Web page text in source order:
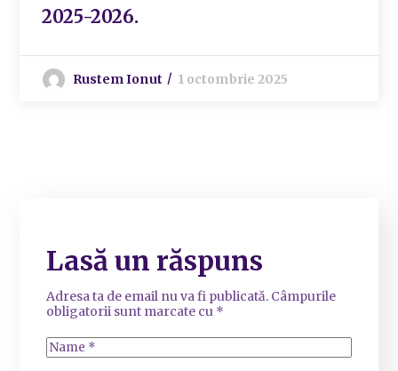
2025-2026.
Rustem Ionut 1 octombrie 2025
Lasă un răspuns
Adresa ta de email nu va fi publicată. Câmpurile
obligatorii sunt marcate cu *